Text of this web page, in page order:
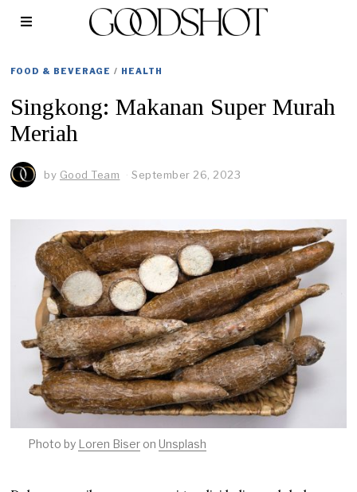
FOOD & BEVERAGE / HEALTH
Singkong: Makanan Super Murah
Meriah
by Good Team September 26, 2023
Photo by Loren Biseron Unsplash